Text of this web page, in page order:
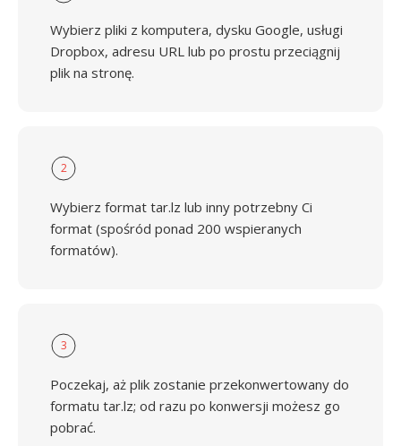
Wybierz pliki z komputera, dysku Google, usługi
Dropbox, adresu URL lub po prostu przeciągnij
plik na stronę.
2
Wybierz format tar.lz lub inny potrzebny Ci
format (spośród ponad 200 wspieranych
formatów).
3
Poczekaj, aż plik zostanie przekonwertowany do
formatu tar.lz; od razu po konwersji możesz go
pobrać.